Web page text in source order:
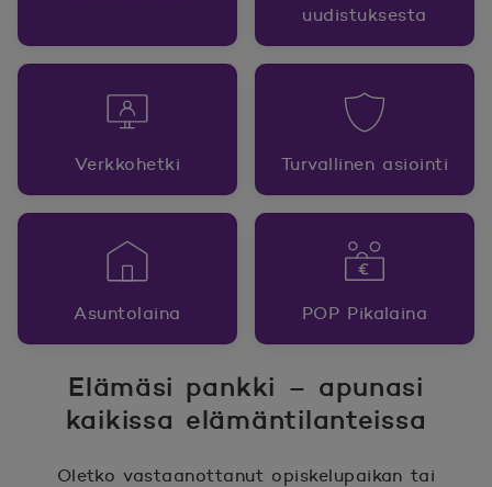
uudistuksesta
Verkkohetki Turvallinen asiointi
Asuntolaina POP Pikalaina
Elämäsi pankki – apunasi
kaikissa elämäntilanteissa
Oletko vastaanottanut opiskelupaikan tai